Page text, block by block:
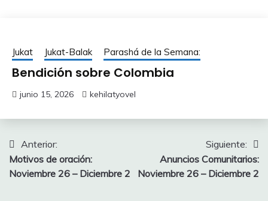
Jukat Jukat-Balak Parashá de la Semana:
Bendición sobre Colombia
junio 15, 2026 kehilatyovel
Navegación
de
Anterior:
Motivos de oración:
Noviembre 26 – Diciembre 2
Siguiente:
Anuncios Comunitarios:
Noviembre 26 – Diciembre 2